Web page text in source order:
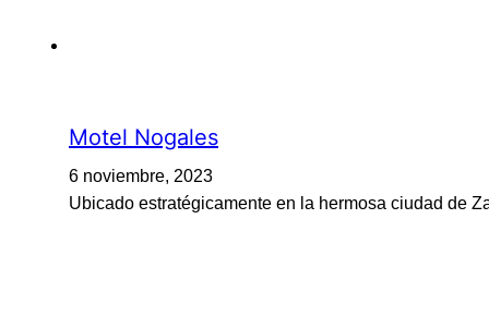
Motel Nogales
6 noviembre, 2023
Ubicado estratégicamente en la hermosa ciudad de